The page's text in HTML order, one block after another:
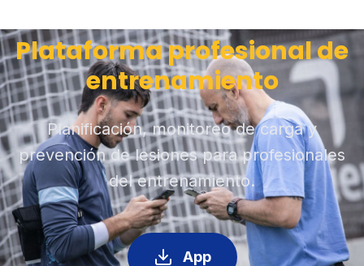
Plataforma profesional de
entrenamiento
Planificación, monitoreo de carga y
prevención de lesiones para profesionales
del entrenamiento.
App